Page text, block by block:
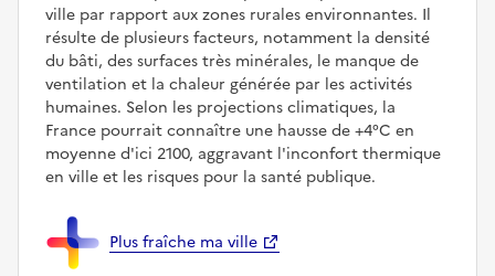
ville par rapport aux zones rurales environnantes. Il
résulte de plusieurs facteurs, notamment la densité
du bâti, des surfaces très minérales, le manque de
ventilation et la chaleur générée par les activités
humaines. Selon les projections climatiques, la
France pourrait connaître une hausse de +4°C en
moyenne d'ici 2100, aggravant l'inconfort thermique
en ville et les risques pour la santé publique.
Plus fraîche ma ville